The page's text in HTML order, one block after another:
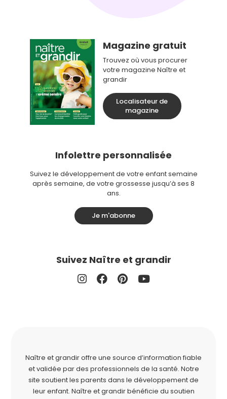
Magazine gratuit
Trouvez où vous procurer
votre magazine Naître et
grandir
Localisateur de
magazine
Infolettre personnalisée
Suivez le développement de votre enfant semaine
après semaine, de votre grossesse jusqu’à ses 8
ans.
Je m'abonne
Suivez Naître et grandir
Naître et grandir offre une source d’information fiable
et validée par des professionnels de la santé. Notre
site soutient les parents dans le développement de
leur enfant. Naître et grandir bénéficie du soutien